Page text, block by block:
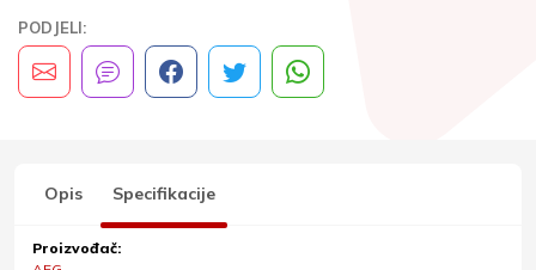
PODJELI:
Opis Specifikacije
Proizvođač: